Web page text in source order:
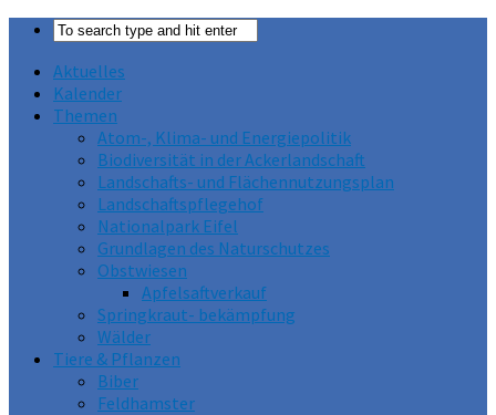
Aktuelles
Kalender
Themen
Atom-, Klima- und Energiepolitik
Biodiversität in der Ackerlandschaft
Landschafts- und Flächennutzungsplan
Landschaftspflegehof
Nationalpark Eifel
Grundlagen des Naturschutzes
Obstwiesen
Apfelsaftverkauf
Springkraut- bekämpfung
Wälder
Tiere & Pflanzen
Biber
Feldhamster